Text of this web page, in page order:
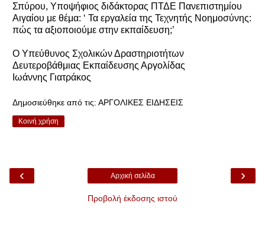
Σπύρου, Υποψήφιος διδάκτορας ΠΤΔΕ Πανεπιστημίου
Αιγαίου με θέμα: ‘ Τα εργαλεία της Τεχνητής Νοημοσύνης:
πώς τα αξιοποιούμε στην εκπαίδευση;’
Ο Υπεύθυνος Σχολικών Δραστηριοτήτων
Δευτεροβάθμιας Εκπαίδευσης Αργολίδας
Ιωάννης Γιατράκος
Δημοσιεύθηκε από τις: ΑΡΓΟΛΙΚΕΣ ΕΙΔΗΣΕΙΣ
Κοινή χρήση
‹ ›
Αρχική σελίδα
Προβολή έκδοσης ιστού